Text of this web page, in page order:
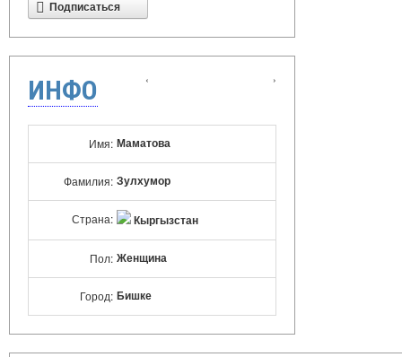
Подписаться
ИНФО ‹ ›
Имя: Маматова
Фамилия: Зулхумор
Страна: Кыргызстан
Пол: Женщина
Город: Бишке